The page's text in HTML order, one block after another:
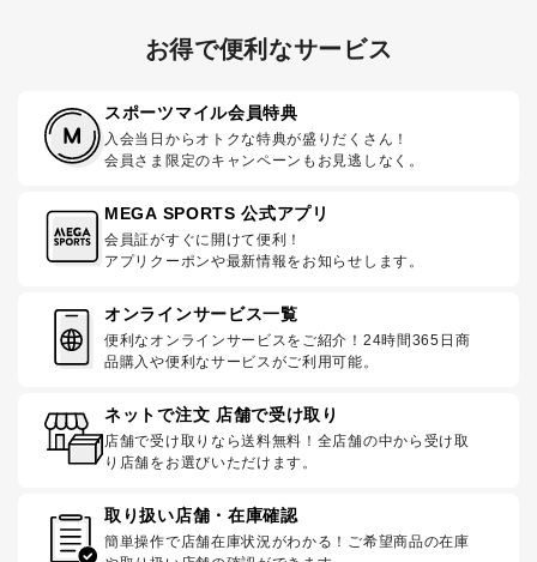
お得で便利なサービス
スポーツマイル会員特典
入会当日からオトクな特典が盛りだくさん！
会員さま限定のキャンペーンもお見逃しなく。
MEGA SPORTS 公式アプリ
会員証がすぐに開けて便利！
アプリクーポンや最新情報をお知らせします。
オンラインサービス一覧
便利なオンラインサービスをご紹介！24時間365日商
品購入や便利なサービスがご利用可能。
ネットで注文 店舗で受け取り
店舗で受け取りなら送料無料！全店舗の中から受け取
り店舗をお選びいただけます。
取り扱い店舗・在庫確認
簡単操作で店舗在庫状況がわかる！ご希望商品の在庫